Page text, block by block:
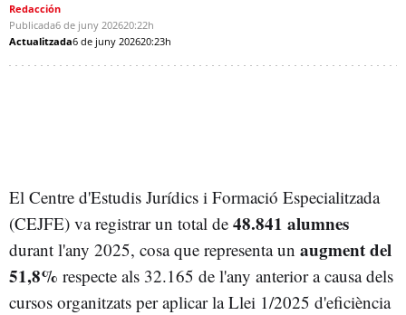
Redacción
Publicada6 de juny 202620:22h
Actualitzada6 de juny 202620:23h
El Centre d'Estudis Jurídics i Formació Especialitzada
(CEJFE) va registrar un total de 48.841 alumnes
durant l'any 2025, cosa que representa un augment del
51,8% respecte als 32.165 de l'any anterior a causa dels
cursos organitzats per aplicar la Llei 1/2025 d'eficiència